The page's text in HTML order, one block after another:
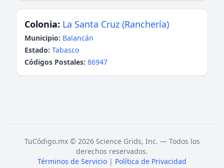
Colonia: La Santa Cruz (Ranchería)
Municipio: Balancán
Estado: Tabasco
Códigos Postales: 86947
TuCódigo.mx © 2026 Science Grids, Inc. — Todos los
derechos reservados.
Términos de Servicio | Política de Privacidad